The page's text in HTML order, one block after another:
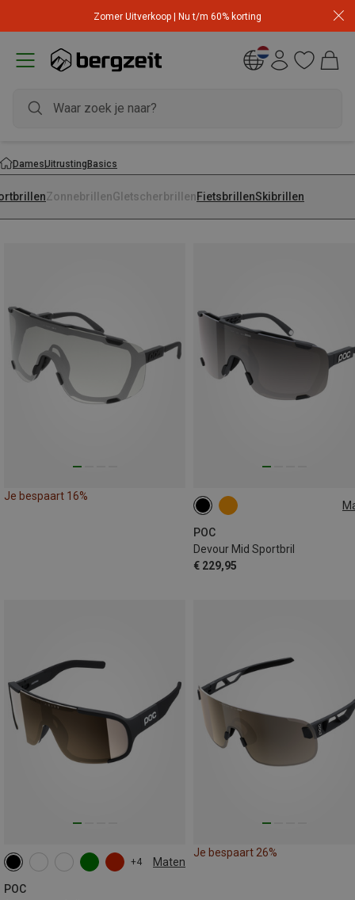
Zomer Uitverkoop | Nu t/m 60% korting
DamesUitrustingBasics
ZonnebrillenGletscherbrillenFietsbrillenSkibrillen
Je bespaart 16%
POC
Devour Mid Sportbril
€ 229,95
ONE SIZE
+4 Maten
POC
ONE SIZE
Je bespaart 26%